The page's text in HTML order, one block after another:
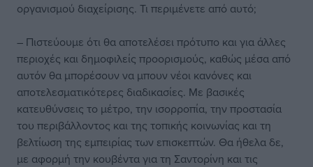
οργανισμού διαχείρισης. Τι περιμένετε από αυτό;
– Πιστεύουμε ότι θα αποτελέσει πρότυπο και για άλλες
περιοχές και δημοφιλείς προορισμούς, καθώς μέσα από
αυτόν θα μπορέσουν να μπουν νέοι κανόνες και
αποτελεσματικότερες διαδικασίες. Με βασικές
κατευθύνσεις το μέτρο, την ισορροπία, την προστασία
του περιβάλλοντος και της τοπικής κοινωνίας και τη
βελτίωση της εμπειρίας των επισκεπτών. Θα ήθελα δε,
με αφορμή την κουβέντα για τη Σαντορίνη και τις